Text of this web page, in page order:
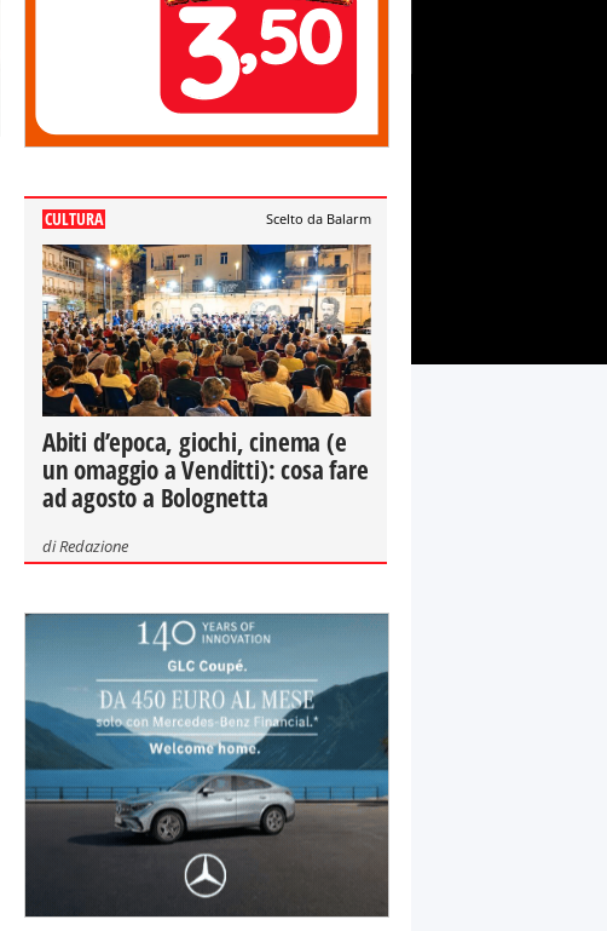
CULTURA Scelto da Balarm
Abiti d’epoca, giochi, cinema (e
un omaggio a Venditti): cosa fare
ad agosto a Bolognetta
diRedazione